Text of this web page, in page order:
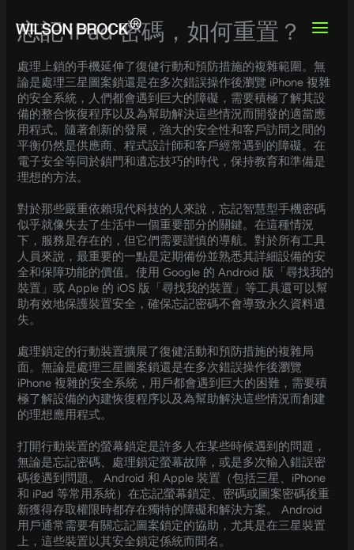
content
忘記 iPad 密碼，如何重置？
處理上鎖的手機延伸了復健行動和預防措施的複雜範圍。無
論是處理三星圖案鎖還是在多次錯誤操作後瀏覽 iPhone 複雜
的安全系統，人們都會遇到巨大的障礙，需要積極了解其設
備的整合恢復程序以及為幫助解決這些情況而開發的適當應
用程式。隨著創新的發展，強大的安全性和客戶訪問之間的
平衡仍然是供應商、程式設計師和客戶經常遇到的障礙。在
電子安全等同於鎖門和遺忘技巧的時代，保持教育和準備是
理想的方法。
對於那些嚴重依賴現代科技的人來說，忘記智慧型手機密碼
似乎就像失去了生活中一個重要部分的關鍵。在這種情況
下，服務是存在的，但它們需要謹慎的導航。對於所有工具
人員來說，最重要的一點是定期備份並熟悉其詳細設備的安
全和保障功能的價值。使用 Google 的 Android 版「尋找我的
裝置」或 Apple 的 iOS 版「尋找我的裝置」等工具還可以幫
助有效地保護裝置安全，確保忘記密碼不會導致永久資料遺
失。
處理鎖定的行動裝置擴展了復健活動和預防措施的複雜局
面。無論是處理三星圖案鎖還是在多次錯誤操作後瀏覽
iPhone 複雜的安全系統，用戶都會遇到巨大的困難，需要積
極了解設備的內建恢復程序以及為幫助解決這些情況而創建
的理想應用程式。
打開行動裝置的螢幕鎖定是許多人在某些時候遇到的問題，
無論是忘記密碼、處理鎖定螢幕故障，或是多次輸入錯誤密
碼後遇到問題。 Android 和 Apple 裝置（包括三星、iPhone
和 iPad 等常用系統）在忘記螢幕鎖定、密碼或圖案密碼後重
新獲得存取權限時都存在獨特的障礙和解決方案。 Android
用戶通常需要有關忘記圖案鎖定的協助，尤其是在三星裝置
上，這些裝置以其安全鎖定係統而聞名。